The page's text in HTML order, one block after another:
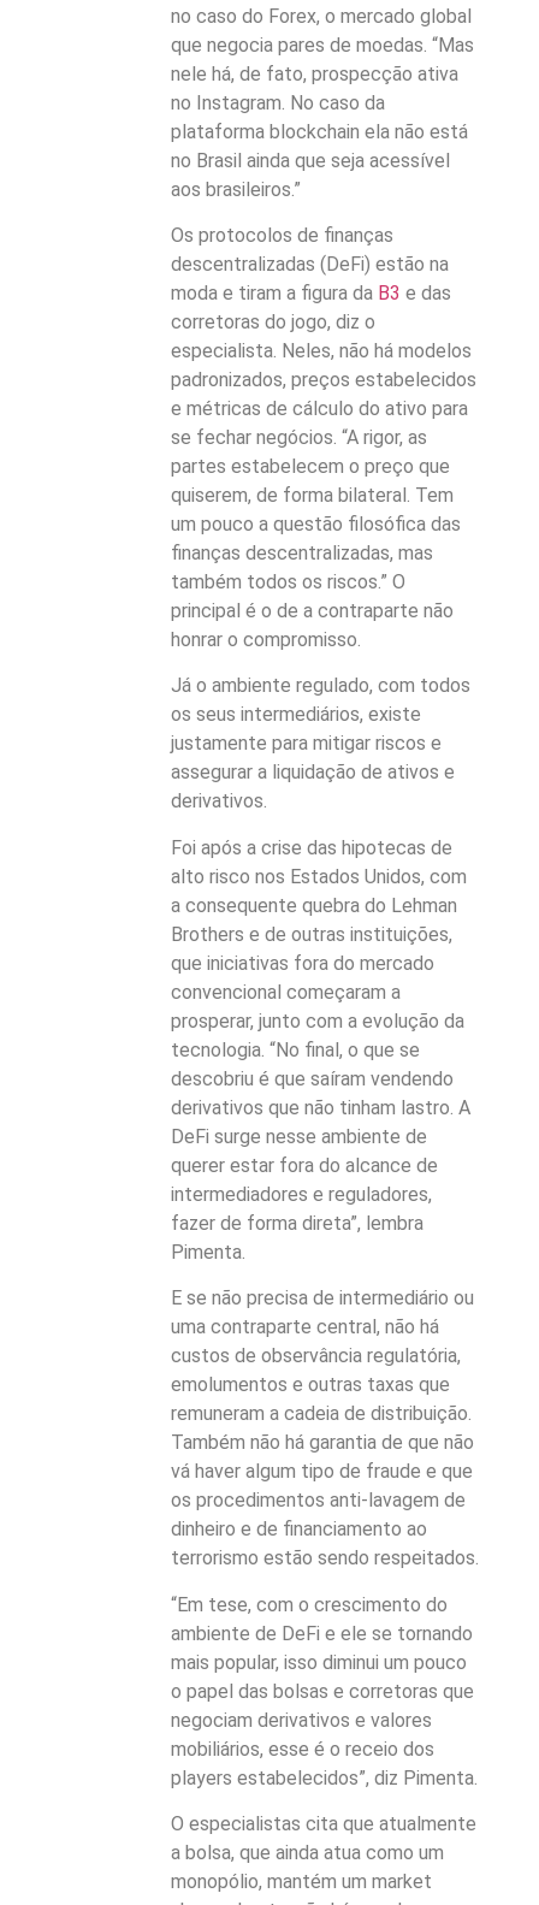
no caso do Forex, o mercado global
que negocia pares de moedas. “Mas
nele há, de fato, prospecção ativa
no Instagram. No caso da
plataforma blockchain ela não está
no Brasil ainda que seja acessível
aos brasileiros.”
Os protocolos de finanças
descentralizadas (DeFi) estão na
moda e tiram a figura da B3 e das
corretoras do jogo, diz o
especialista. Neles, não há modelos
padronizados, preços estabelecidos
e métricas de cálculo do ativo para
se fechar negócios. “A rigor, as
partes estabelecem o preço que
quiserem, de forma bilateral. Tem
um pouco a questão filosófica das
finanças descentralizadas, mas
também todos os riscos.” O
principal é o de a contraparte não
honrar o compromisso.
Já o ambiente regulado, com todos
os seus intermediários, existe
justamente para mitigar riscos e
assegurar a liquidação de ativos e
derivativos.
Foi após a crise das hipotecas de
alto risco nos Estados Unidos, com
a consequente quebra do Lehman
Brothers e de outras instituições,
que iniciativas fora do mercado
convencional começaram a
prosperar, junto com a evolução da
tecnologia. “No final, o que se
descobriu é que saíram vendendo
derivativos que não tinham lastro. A
DeFi surge nesse ambiente de
querer estar fora do alcance de
intermediadores e reguladores,
fazer de forma direta”, lembra
Pimenta.
E se não precisa de intermediário ou
uma contraparte central, não há
custos de observância regulatória,
emolumentos e outras taxas que
remuneram a cadeia de distribuição.
Também não há garantia de que não
vá haver algum tipo de fraude e que
os procedimentos anti-lavagem de
dinheiro e de financiamento ao
terrorismo estão sendo respeitados.
“Em tese, com o crescimento do
ambiente de DeFi e ele se tornando
mais popular, isso diminui um pouco
o papel das bolsas e corretoras que
negociam derivativos e valores
mobiliários, esse é o receio dos
players estabelecidos”, diz Pimenta.
O especialistas cita que atualmente
a bolsa, que ainda atua como um
monopólio, mantém um market